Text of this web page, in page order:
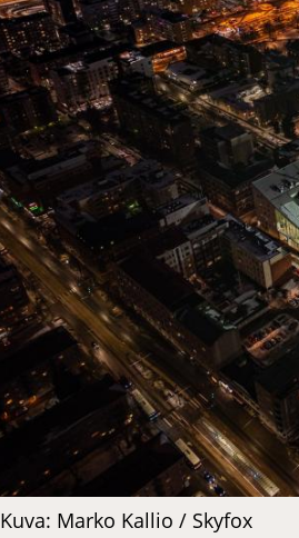
Kuva: Marko Kal­lio / Skyfox